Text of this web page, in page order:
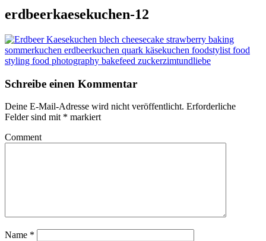
erdbeerkaesekuchen-12
Schreibe einen Kommentar
Deine E-Mail-Adresse wird nicht veröffentlicht. Erforderliche
Felder sind mit * markiert
Comment
Name *